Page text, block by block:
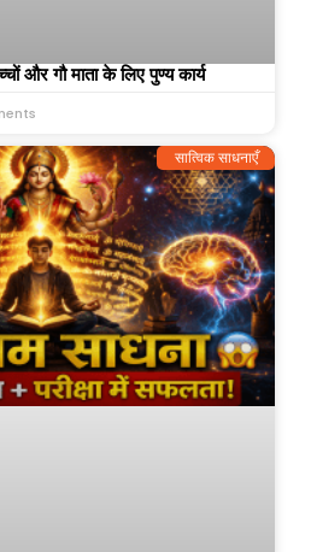
और गौ माता के लिए पुण्य कार्य
सात्विक साधनाएँ